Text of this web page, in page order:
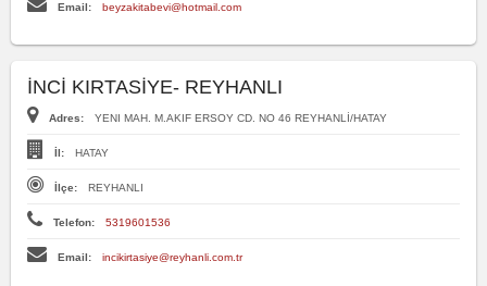
Email: beyzakitabevi@hotmail.com
İNCİ KIRTASİYE- REYHANLI
Adres: YENI MAH. M.AKIF ERSOY CD. NO 46 REYHANLİ/HATAY
İl: HATAY
İlçe: REYHANLI
Telefon: 5319601536
Email: incikirtasiye@reyhanli.com.tr